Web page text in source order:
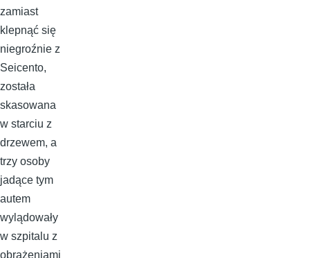
zamiast
klepnąć się
niegroźnie z
Seicento,
została
skasowana
w starciu z
drzewem, a
trzy osoby
jadące tym
autem
wylądowały
w szpitalu z
obrażeniami